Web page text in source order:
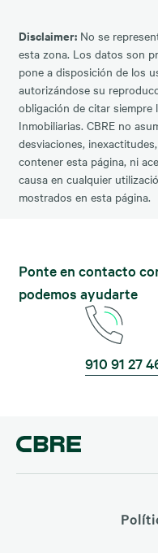
Disclaimer:No se
esta zona. Los datos son
pone a disposición de los
autorizándose su
obligación de citar siempre
Inmobiliarias. CBRE no
desviaciones,
contener esta página, ni
causa en cualquier
mostrados en esta página.
Ponte en contacto
podemos ayudarte
910 91 27